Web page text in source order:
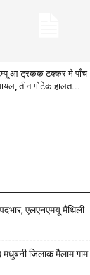
आ ट्रकक टक्कर मे पाँच
तीन गोटेक हालत...
एलएनएमयू मैथिली
जिलाक मैलाम गाम